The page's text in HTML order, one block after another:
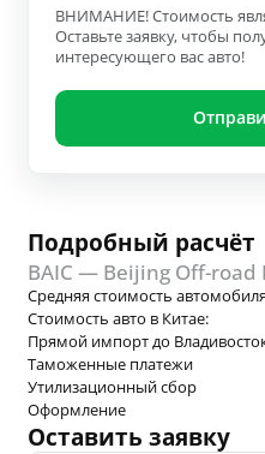
ВНИМАНИЕ! Стоимость
Оставьте заявку, чтобы
интересующего вас авто!
Подробный расчёт
BAIC — Beijing Off-road
Средняя стоимость
Стоимость авто в Китае:
Прямой импорт до
Таможенные платежи
Утилизационный сбор
Оформление
Оставить заявку